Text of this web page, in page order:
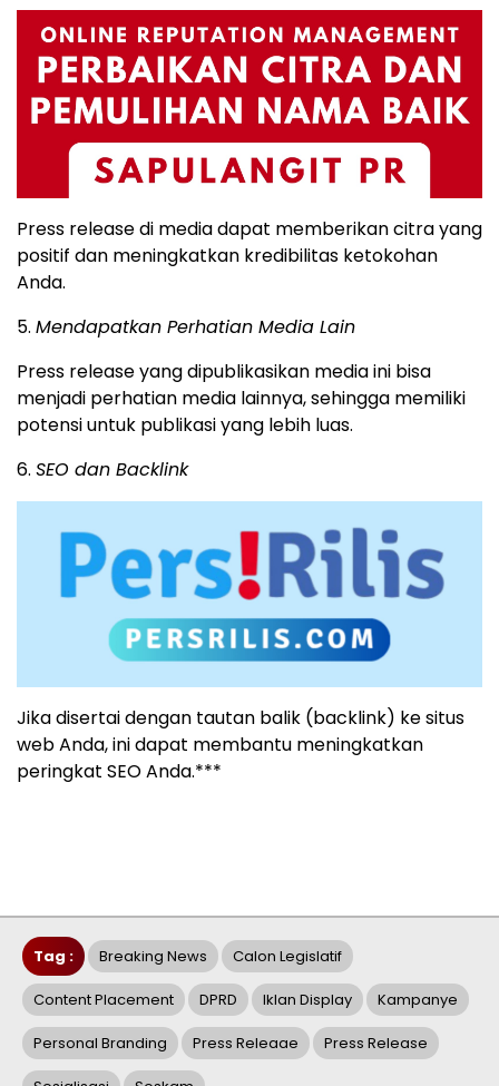
Press release di media dapat memberikan citra yang
positif dan meningkatkan kredibilitas ketokohan
Anda.
5. Mendapatkan Perhatian Media Lain
Press release yang dipublikasikan media ini bisa
menjadi perhatian media lainnya, sehingga memiliki
potensi untuk publikasi yang lebih luas.
6. SEO dan Backlink
Jika disertai dengan tautan balik (backlink) ke situs
web Anda, ini dapat membantu meningkatkan
peringkat SEO Anda.***
Tag : Breaking News Calon Legislatif
Content Placement DPRD Iklan Display Kampanye
Personal Branding Press Releaae Press Release